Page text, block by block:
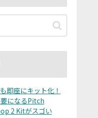
即座にキット化！
になるPitch
2 Kitがスゴい